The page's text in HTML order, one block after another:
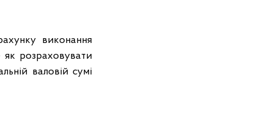
виконання
як розраховувати
валовій сумі